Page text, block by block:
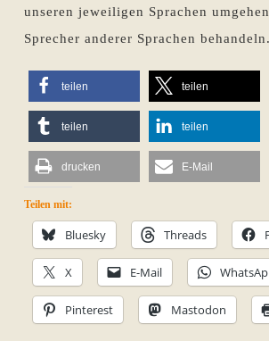
unseren jeweiligen Sprachen
Sprecher anderer Sprachen behandeln.
teilen teilen
teilen teilen
drucken E-Mail
Teilen mit:
Bluesky Threads
X E-Mail
Pinterest Mastodon